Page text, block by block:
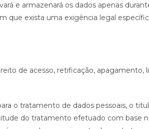
e armazenará os dados apenas
que exista uma exigência legal
de acesso, retificação,
o tratamento de dados pessoais, o
do tratamento efetuado com